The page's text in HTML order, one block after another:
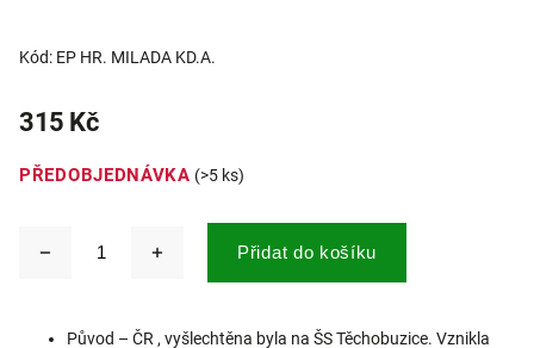
Kód: EP HR. MILADA KD.A.
315 Kč
PŘEDOBJEDNÁVKA (>5 ks)
Přidat do košíku
Původ – ČR , vyšlechtěna byla na ŠS Těchobuzice. Vznikla